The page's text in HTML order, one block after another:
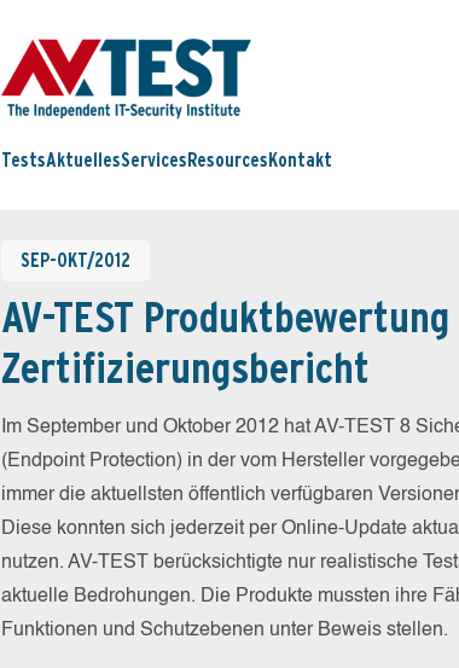
TestsAktuellesServices Resources Kontakt
SEP-OKT/2012
AV-TEST
Zertifizierungsbericht
Im September und Oktober 2012 hat AV-TEST 8
(Endpoint Protection) in der vom Hersteller
immer die aktuellsten öffentlich verfügbaren
Diese konnten sich jederzeit per Online-Update
nutzen. AV-TEST berücksichtigte nur realistische
aktuelle Bedrohungen. Die Produkte mussten ihre
Funktionen und Schutzebenen unter Beweis stellen.